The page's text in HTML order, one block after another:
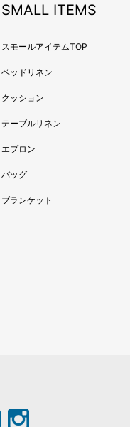
SMALL ITEMS
スモールアイテムTOP
ベッドリネン
クッション
テーブルリネン
エプロン
バッグ
ブランケット